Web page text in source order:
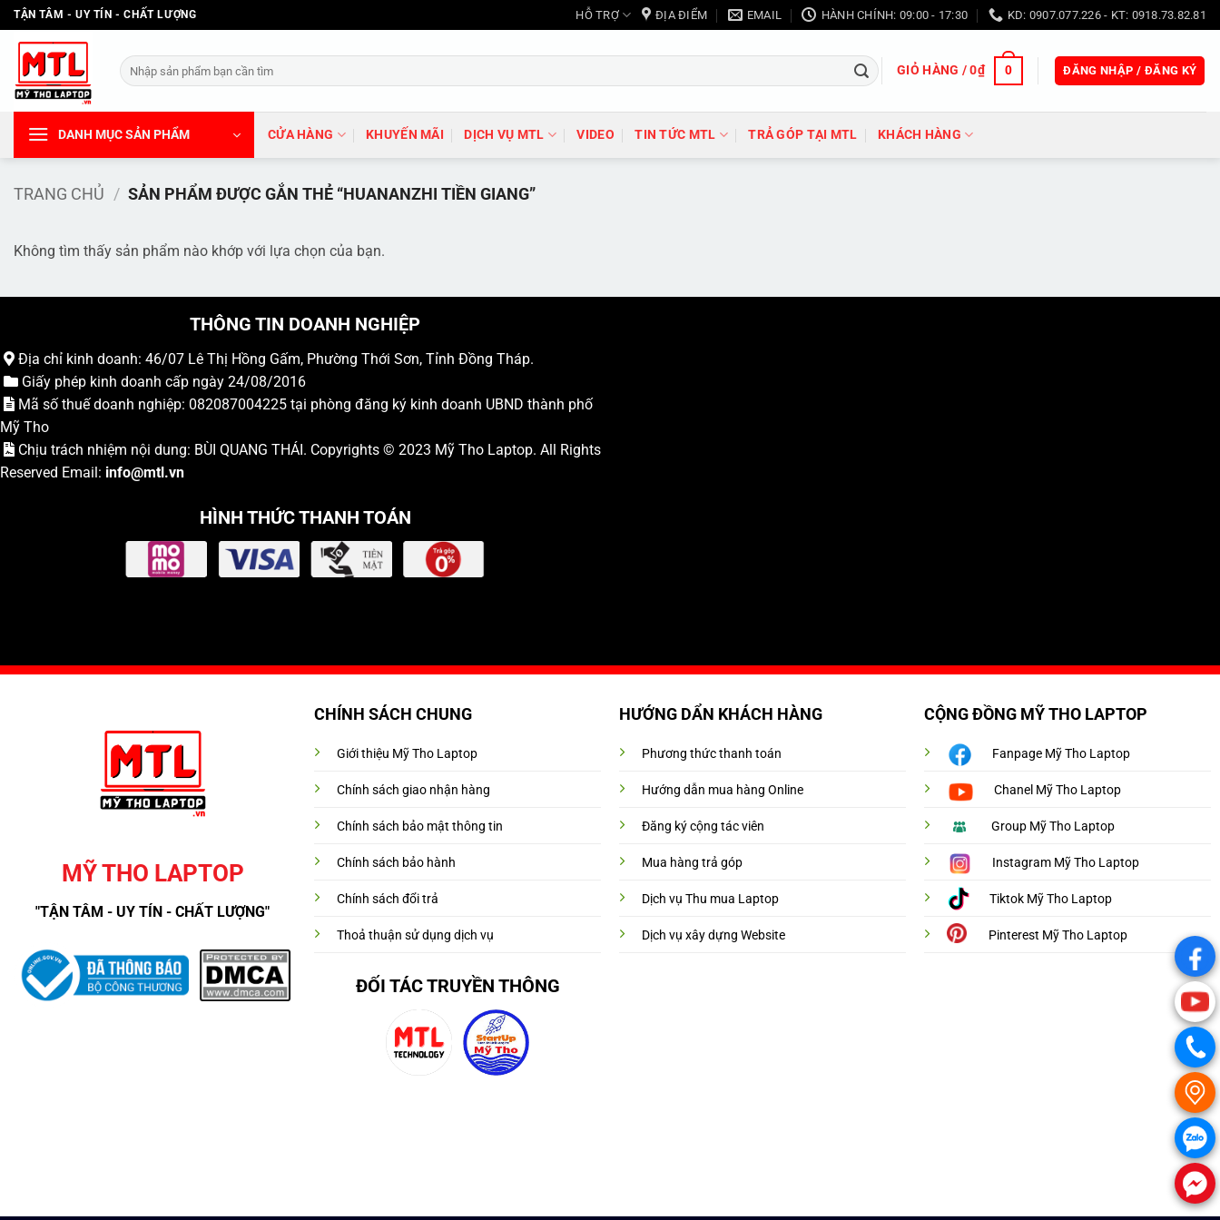
Bỏ
qua
dung
TẬN TÂM - UY TÍN - CHẤT LƯỢNG HỖ TRỢ ĐỊA ĐIỂM EMAIL HÀNH CHÍNH: 09:00 - 17:30 KD: 0907.077.226 - KT: 0918.73.82.81
Tìm
kiếm:
GIỎ HÀNG /0₫ 0 ĐĂNG NHẬP / ĐĂNG KÝ
DANH MỤC SẢN PHẨM CỬA HÀNG KHUYẾN MÃI DỊCH VỤ MTL VIDEO TIN TỨC MTL TRẢ GÓP TẠI MTL KHÁCH HÀNG
TRANG CHỦ / SẢN PHẨM ĐƯỢC GẮN THẺ “HUANANZHI TIỀN GIANG”
Không tìm thấy sản phẩm nào khớp với lựa chọn của bạn.
THÔNG TIN DOANH NGHIỆP
Địa chỉ kinh doanh: 46/07 Lê Thị Hồng Gấm, Phường Thới Sơn, Tỉnh Đồng Tháp.
Giấy phép kinh doanh cấp ngày 24/08/2016
Mã số thuế doanh nghiệp: 082087004225 tại phòng đăng ký kinh doanh UBND thành phố
Mỹ Tho
Chịu trách nhiệm nội dung: BÙI QUANG THÁI. Copyrights © 2023 Mỹ Tho Laptop. All Rights
Reserved Email: info@mtl.vn
HÌNH THỨC THANH TOÁN
MỸ THO LAPTOP
"TẬN TÂM - UY TÍN - CHẤT LƯỢNG"
CHÍNH SÁCH CHUNG
Giới thiệu Mỹ Tho Laptop
Chính sách giao nhận hàng
Chính sách bảo mật thông tin
Chính sách bảo hành
Chính sách đổi trả
Thoả thuận sử dụng dịch vụ
ĐỐI TÁC TRUYỀN THÔNG
HƯỚNG DẨN KHÁCH HÀNG
Phương thức thanh toán
Hướng dẫn mua hàng Online
Đăng ký cộng tác viên
Mua hàng trả góp
Dịch vụ Thu mua Laptop
Dịch vụ xây dựng Website
CỘNG ĐỒNG MỸ THO LAPTOP
Fanpage Mỹ Tho Laptop
Chanel Mỹ Tho Laptop
Group Mỹ Tho Laptop
Instagram Mỹ Tho Laptop
Tiktok Mỹ Tho Laptop
Pinterest Mỹ Tho Laptop
.
.
.
.
.
.